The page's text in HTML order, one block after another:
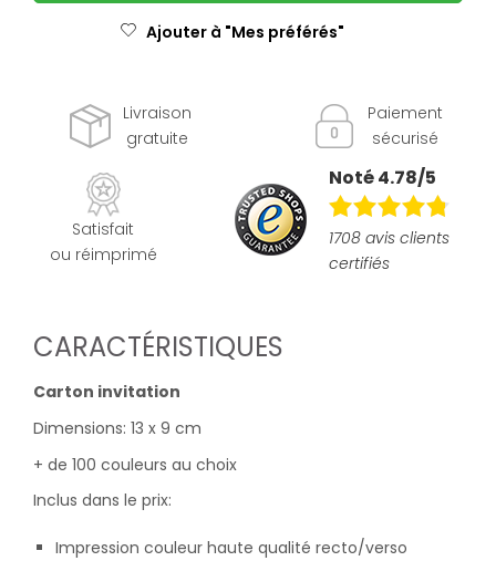
Ajouter à "Mes préférés"
Livraison
gratuite
Paiement
sécurisé
Satisfait
ou réimprimé
Noté 4.78/5
1708 avis clients
certifiés
CARACTÉRISTIQUES
Carton invitation
Dimensions: 13 x 9 cm
+ de 100 couleurs au choix
Inclus dans le prix:
Impression couleur haute qualité recto/verso